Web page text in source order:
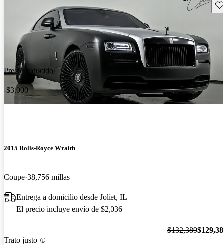
Precio reducido
-$3,000
2015 Rolls-Royce Wraith
Coupe 38,756 millas
Entrega a domicilio desde Joliet, IL
El precio incluye envío de $2,036
Trato justo
$132,389